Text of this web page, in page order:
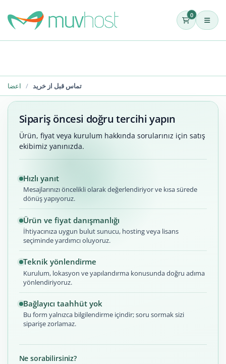
0
اعضا تماس قبل از خرید
Sipariş öncesi doğru tercihi yapın
Ürün, fiyat veya kurulum hakkında sorularınız için satış
ekibimiz yanınızda.
Hızlı yanıt
Mesajlarınızı öncelikli olarak değerlendiriyor ve kısa sürede
dönüş yapıyoruz.
Ürün ve fiyat danışmanlığı
İhtiyacınıza uygun bulut sunucu, hosting veya lisans
seçiminde yardımcı oluyoruz.
Teknik yönlendirme
Kurulum, lokasyon ve yapılandırma konusunda doğru adıma
yönlendiriyoruz.
Bağlayıcı taahhüt yok
Bu form yalnızca bilgilendirme içindir; soru sormak sizi
siparişe zorlamaz.
Ne sorabilirsiniz?